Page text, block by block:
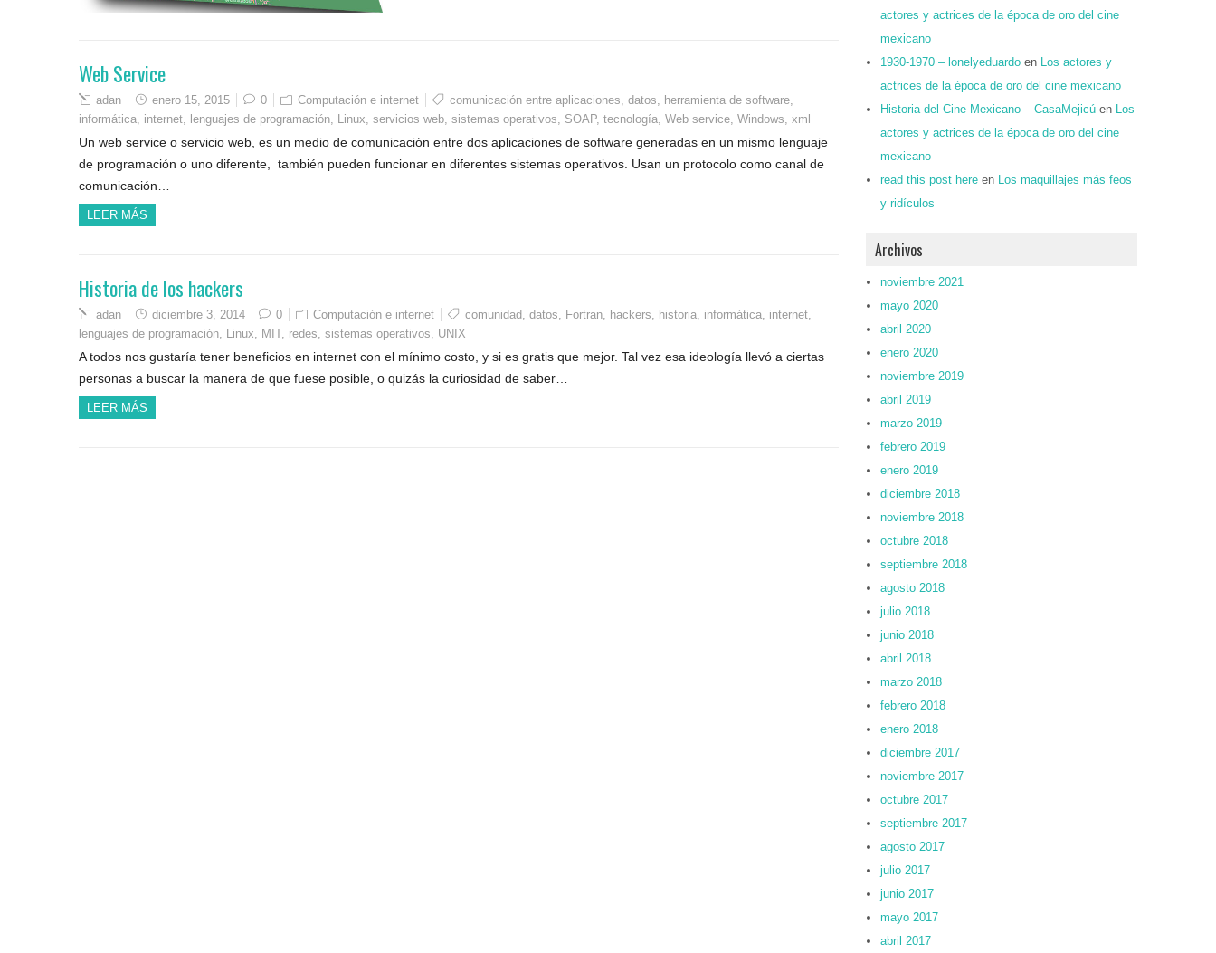
Web Service
adan enero 15, 2015 0 Computación e internet comunicación entre aplicaciones datos herramienta de software
informática internet lenguajes de programación Linux servicios web sistemas operativos SOAP, tecnología Web service Windows xml
Un web service o servicio web, es un medio de comunicación entre dos aplicaciones de software generadas en un mismo lenguaje
de programación o uno diferente, también pueden funcionar en diferentes sistemas operativos. Usan un protocolo como canal de
comunicación…
LEER MÁS
Historia de los hackers
adan diciembre 3, 2014 0 Computación e internet comunidad datos Fortran hackers historia informática internet
lenguajes de programación
Linux MIT, redes sistemas operativos UNIX
A todos nos gustaría tener beneficios en internet con el mínimo costo, y si es gratis que mejor. Tal vez esa ideología llevó a ciertas
personas a buscar la manera de que fuese posible, o quizás la curiosidad de saber…
LEER MÁS
actores y actrices de la época de oro del cine
mexicano
1930-1970 – lonelyeduardo en Los actores y
actrices de la época de oro del cine mexicano
Historia del Cine Mexicano – CasaMejicú en Los
actores y actrices de la época de oro del cine
mexicano
read this post here en Los maquillajes más feos
y ridículos
Archivos
noviembre 2021
mayo 2020
abril 2020
enero 2020
noviembre 2019
abril 2019
marzo 2019
febrero 2019
enero 2019
diciembre 2018
noviembre 2018
octubre 2018
septiembre 2018
agosto 2018
julio 2018
junio 2018
abril 2018
marzo 2018
febrero 2018
enero 2018
diciembre 2017
noviembre 2017
octubre 2017
septiembre 2017
agosto 2017
julio 2017
junio 2017
mayo 2017
abril 2017